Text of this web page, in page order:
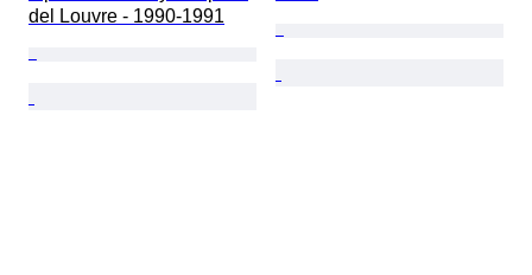
del Louvre - 1990-1991